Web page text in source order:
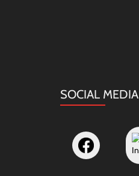
SOCIAL MEDIA